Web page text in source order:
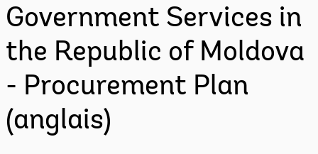
Government Services in
the Republic of Moldova
- Procurement Plan
(anglais)